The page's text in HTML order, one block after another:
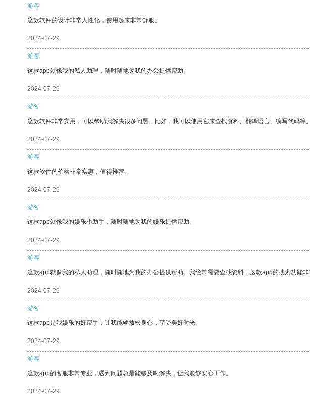
游客
这款软件的设计非常人性化，使用起来非常舒服。
2024-07-29
游客
这款app就像我的私人助理，随时随地为我的办公提供帮助。
2024-07-29
游客
这款软件非常实用，可以帮助我解决很多问题。比如，我可以使用它来查找资料、翻译语言、编写代码等。
2024-07-29
游客
这款软件的价格非常实惠，值得推荐。
2024-07-29
游客
这款app就像我的娱乐小助手，随时随地为我的娱乐提供帮助。
2024-07-29
游客
这款app就像我的私人助理，随时随地为我的办公提供帮助。我经常需要查找资料，这款app的搜索功能非
2024-07-29
游客
这款app是我娱乐的好帮手，让我能够放松身心，享受美好时光。
2024-07-29
游客
这款app的客服非常专业，遇到问题总是能够及时解决，让我能够安心工作。
2024-07-29